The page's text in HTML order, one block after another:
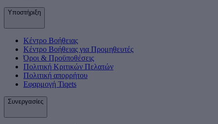
Υποστήριξη
Κέντρο Βοήθειας
Κέντρο Βοήθειας για Προμηθευτές
Όροι & Προϋποθέσεις
Πολιτική Κριτικών Πελατών
Πολιτική απορρήτου
Εφαρμογή Tiqets
Συνεργασίες